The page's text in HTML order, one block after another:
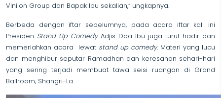
Vinilon Group dan Bapak Ibu sekalian,” ungkapnya.
Berbeda dengan iftar sebelumnya, pada acara iftar kali ini
Presiden Stand Up ComedyAdjis Doa Ibu juga turut hadir dan
memeriahkan acara lewat stand up comedy. Materi yang lucu
dan menghibur seputar Ramadhan dan keresahan sehari-hari
yang sering terjadi membuat tawa seisi ruangan di Grand
Ballroom, Shangri-La.